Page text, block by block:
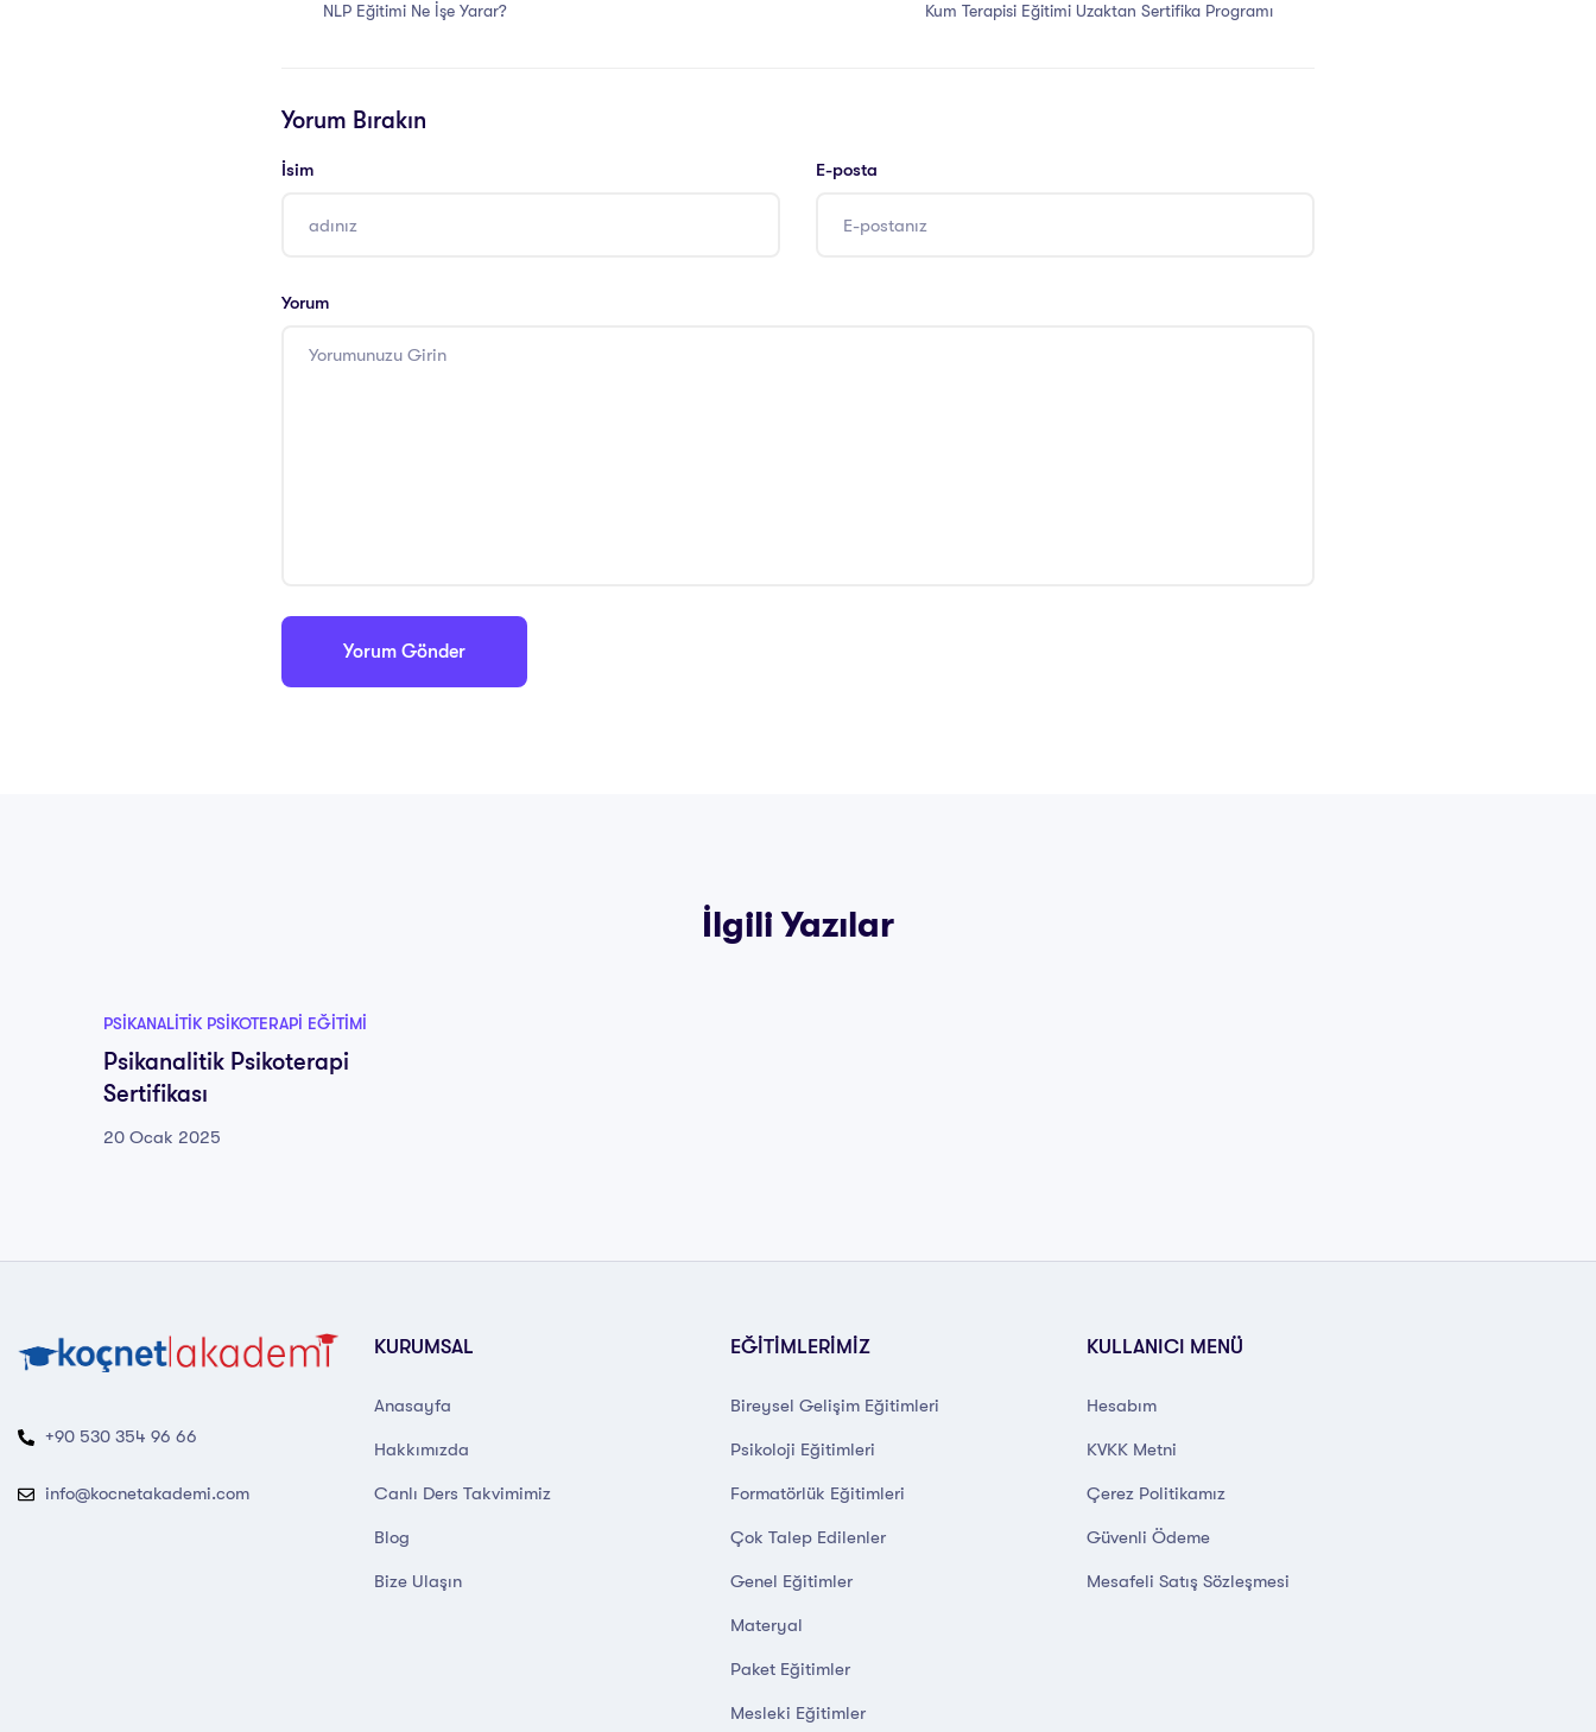
NLP Eğitimi Ne İşe Yarar? Kum Terapisi Eğitimi Uzaktan Sertifika Programı
Yorum Bırakın
İsim E-posta
Yorum
İlgili Yazılar
PSIKANALITIK PSIKOTERAPI EĞITIMI
Psikanalitik Psikoterapi
Sertifikası
20 Ocak 2025
+90 530 354 96 66
info@kocnetakademi.com
KURUMSAL
Anasayfa
Hakkımızda
Canlı Ders Takvimimiz
Blog
Bize Ulaşın
EĞİTİMLERİMİZ
Bireysel Gelişim Eğitimleri
Psikoloji Eğitimleri
Formatörlük Eğitimleri
Çok Talep Edilenler
Genel Eğitimler
Materyal
Paket Eğitimler
Mesleki Eğitimler
KULLANICI MENÜ
Hesabım
KVKK Metni
Çerez Politikamız
Güvenli Ödeme
Mesafeli Satış Sözleşmesi